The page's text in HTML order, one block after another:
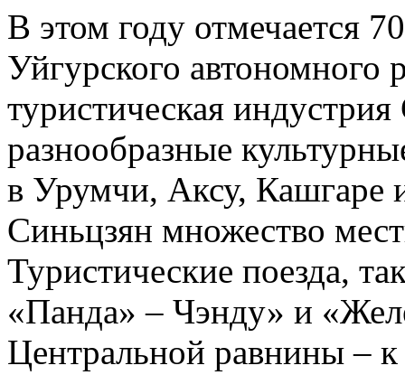
В этом году отмечается
Уйгурского автономного
туристическая
разнообразные
в Урумчи, Аксу, Кашгаре
Синьцзян множество
Туристические поезда,
«Панда» – Чэнду» и
Центральной равнины –